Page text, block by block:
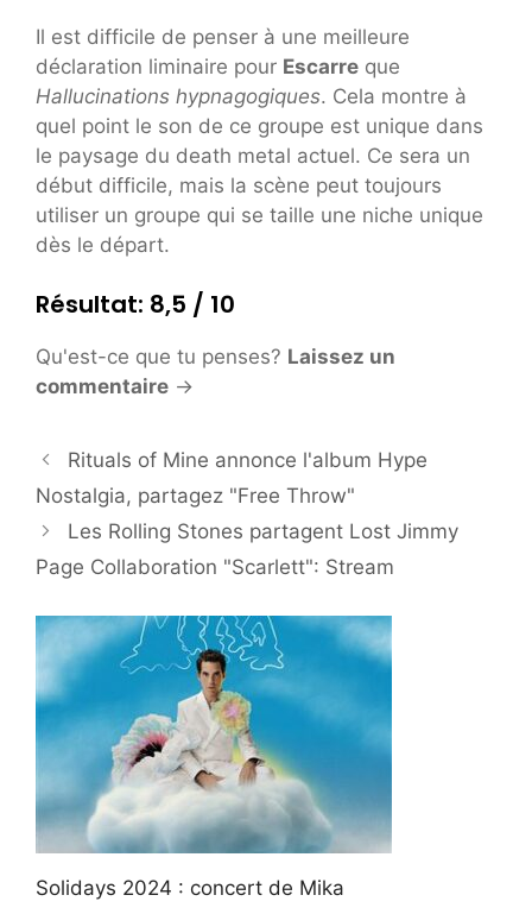
Il est difficile de penser à une meilleure
déclaration liminaire pour Escarre que
Hallucinations hypnagogiques. Cela montre à
quel point le son de ce groupe est unique dans
le paysage du death metal actuel. Ce sera un
début difficile, mais la scène peut toujours
utiliser un groupe qui se taille une niche unique
dès le départ.
Résultat: 8,5 / 10
Qu'est-ce que tu penses? Laissez un
commentaire →
Rituals of Mine annonce l'album Hype
Nostalgia, partagez "Free Throw"
Les Rolling Stones partagent Lost Jimmy
Page Collaboration "Scarlett": Stream
Solidays 2024 : concert de Mika